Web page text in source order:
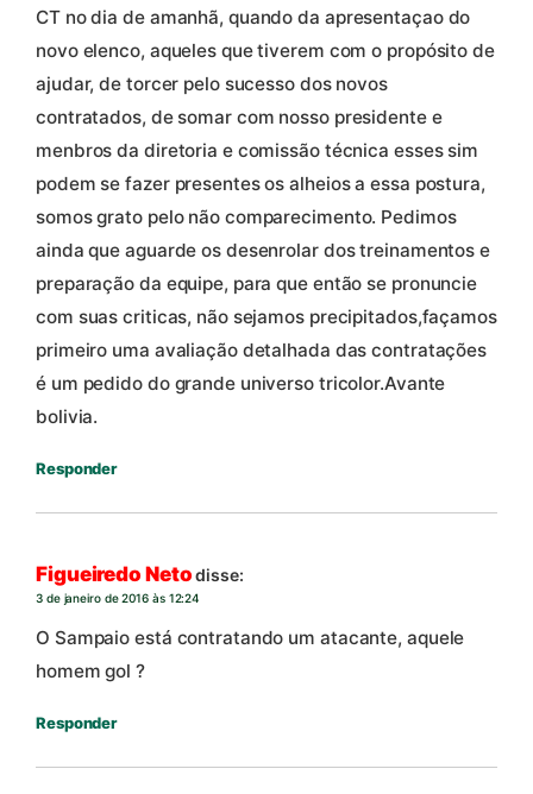
CT no dia de amanhã, quando da apresentaçao do
novo elenco, aqueles que tiverem com o propósito de
ajudar, de torcer pelo sucesso dos novos
contratados, de somar com nosso presidente e
menbros da diretoria e comissão técnica esses sim
podem se fazer presentes os alheios a essa postura,
somos grato pelo não comparecimento. Pedimos
ainda que aguarde os desenrolar dos treinamentos e
preparação da equipe, para que então se pronuncie
com suas criticas, não sejamos precipitados,façamos
primeiro uma avaliação detalhada das contratações
é um pedido do grande universo tricolor.Avante
bolivia.
Responder
Figueiredo Neto disse:
3 de janeiro de 2016 às 12:24
O Sampaio está contratando um atacante, aquele
homem gol ?
Responder